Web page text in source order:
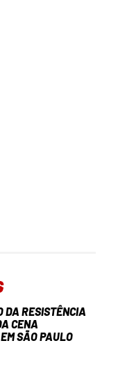
DA RESISTÊNCIA
CENA
SÃO PAULO